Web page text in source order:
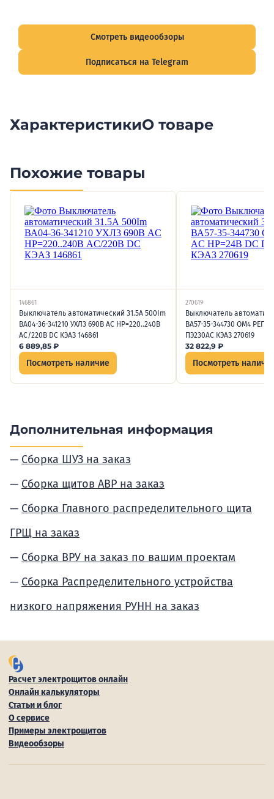
Смотреть видеообзоры
Подписаться на Telegram
ХарактеристикиО товаре
Похожие товары
146861
Выключатель автоматический 31.5А 500Im
ВА04-36-341210 УХЛ3 690В AC НР=220..240В
AC/220В DC КЭАЗ 146861
6 889,85 ₽
Посмотреть наличие
270619
Выключатель
ВА57-35-344730 ОМ4 РЕГ
ПЭ230AC КЭАЗ 270619
32 822,9 ₽
Посмотреть
Дополнительная информация
Сборка ШУЗ на заказ
Сборка щитов АВР на заказ
Сборка Главного распределительного щита
ГРЩ на заказ
Сборка ВРУ на заказ по вашим проектам
Сборка Распределительного устройства
низкого напряжения РУНН на заказ
Расчет электрощитов онлайн
Онлайн калькуляторы
Статьи и блог
О сервисе
Примеры электрощитов
Видеообзоры